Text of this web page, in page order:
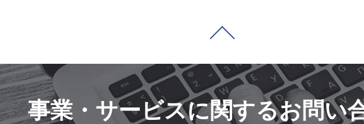
事業・サービスに関するお問い